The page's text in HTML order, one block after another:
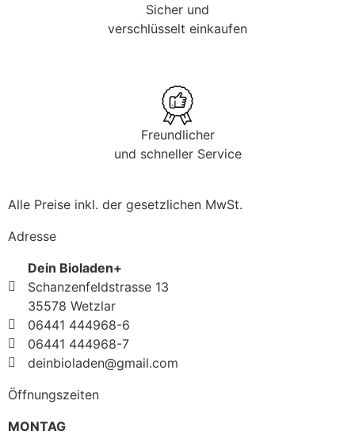
Sicher und
verschlüsselt einkaufen
Freundlicher
und schneller Service
Alle Preise inkl. der gesetzlichen MwSt.
Adresse
Dein Bioladen+
Schanzenfeldstrasse 13
35578 Wetzlar
06441 444968-6
06441 444968-7
deinbioladen@gmail.com
Öffnungszeiten
MONTAG